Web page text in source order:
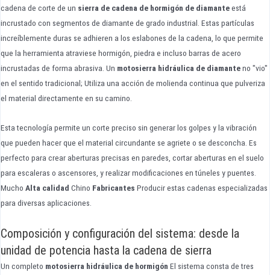
cadena de corte de un sierra de cadena de hormigón de diamanteestá
incrustado con segmentos de diamante de grado industrial. Estas partículas
increíblemente duras se adhieren a los eslabones de la cadena, lo que permite
que la herramienta atraviese hormigón, piedra e incluso barras de acero
incrustadas de forma abrasiva. Un motosierra hidráulica de diamanteno "vio"
en el sentido tradicional; Utiliza una acción de molienda continua que pulveriza
el material directamente en su camino.
Esta tecnología permite un corte preciso sin generar los golpes y la vibración
que pueden hacer que el material circundante se agriete o se desconcha. Es
perfecto para crear aberturas precisas en paredes, cortar aberturas en el suelo
para escaleras o ascensores, y realizar modificaciones en túneles y puentes.
Mucho Alta calidad Chino Fabricantes Producir estas cadenas especializadas
para diversas aplicaciones.
Composición y configuración del sistema: desde la
unidad de potencia hasta la cadena de sierra
Un completo motosierra hidráulica de hormigón El sistema consta de tres